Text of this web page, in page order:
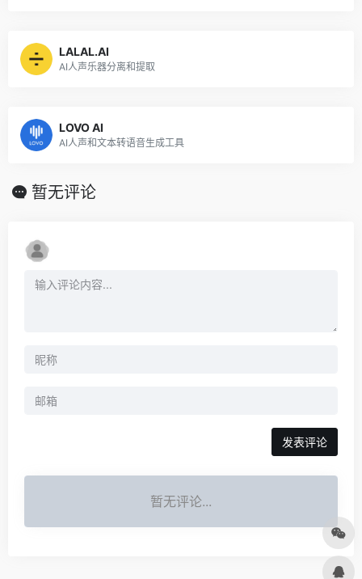
LALAL.AI
AI人声乐器分离和提取
LOVO AI
AI人声和文本转语音生成工具
暂无评论
发表评论
暂无评论...